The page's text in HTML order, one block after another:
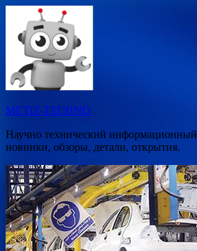
Перейти
содержимому
METIZ-TECHNO
Научно технический информационный
новинки, обзоры, детали, открытия.